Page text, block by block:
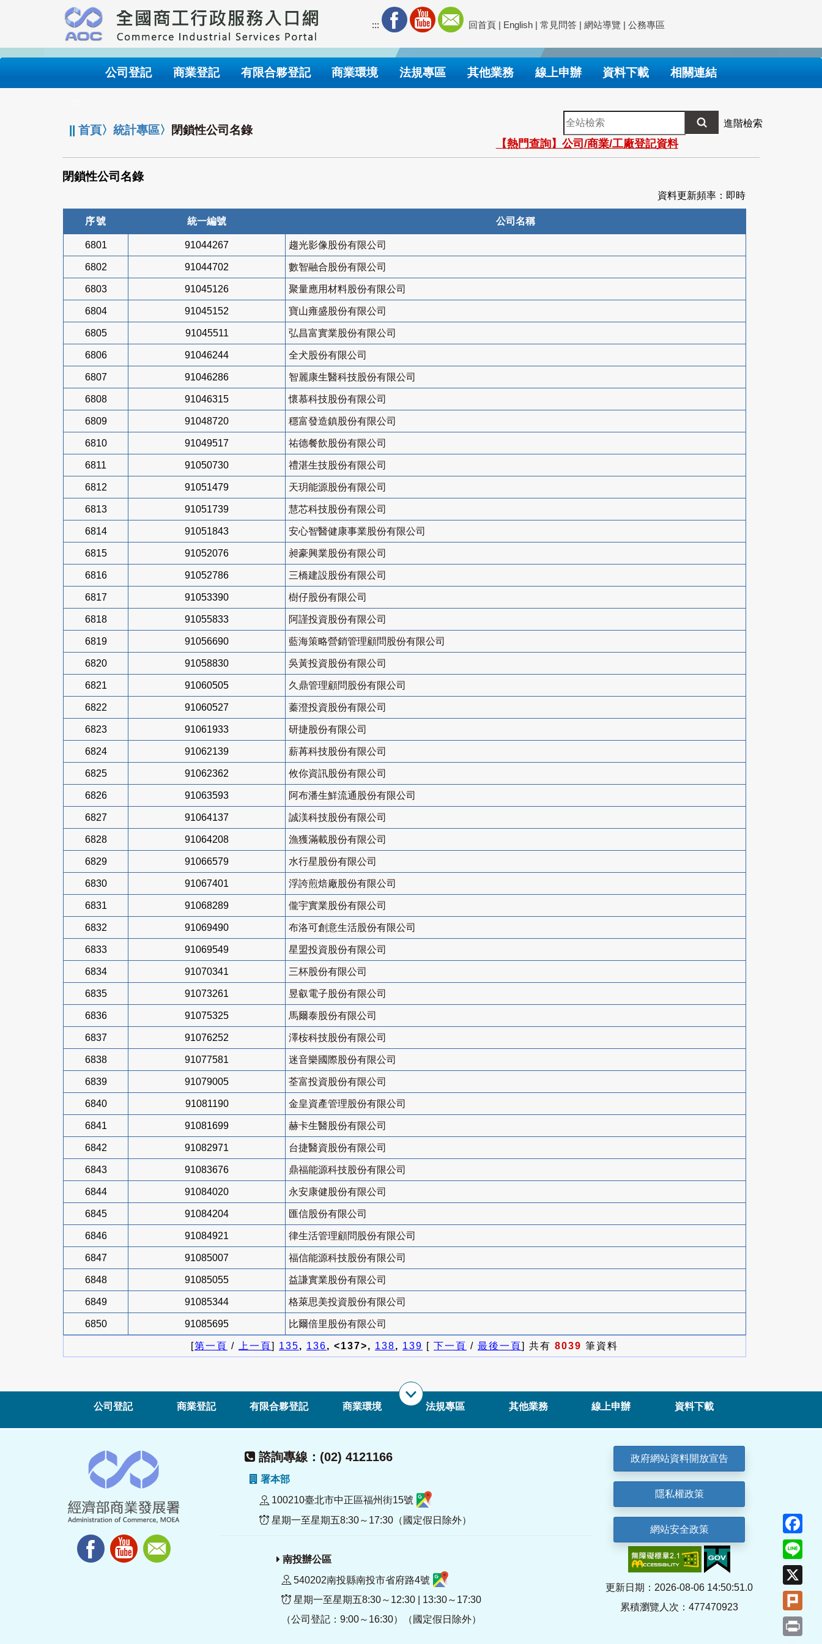
要
內
::: 回首頁 | English | 常見問答 | 網站導覽 | 公務專區
公司登記 商業登記 有限合夥登記 商業環境 法規專區 其他業務 線上申辦 資料下載 相關連結
||首頁〉統計專區〉 閉鎖性公司名錄
全
站
檢
索
進階檢索
【熱門查詢】公司/商業/工廠登記資料
閉鎖性公司名錄
資料更新頻率：即時
序號 統一編號 公司名稱
6801 91044267 趨光影像股份有限公司
6802 91044702 數智融合股份有限公司
6803 91045126 聚量應用材料股份有限公司
6804 91045152 寶山雍盛股份有限公司
6805 91045511 弘昌富實業股份有限公司
6806 91046244 全犬股份有限公司
6807 91046286 智麗康生醫科技股份有限公司
6808 91046315 懷慕科技股份有限公司
6809 91048720 穩富發造鎮股份有限公司
6810 91049517 祐德餐飲股份有限公司
6811 91050730 禮湛生技股份有限公司
6812 91051479 天玥能源股份有限公司
6813 91051739 慧芯科技股份有限公司
6814 91051843 安心智醫健康事業股份有限公司
6815 91052076 昶豪興業股份有限公司
6816 91052786 三橋建設股份有限公司
6817 91053390 樹仔股份有限公司
6818 91055833 阿謹投資股份有限公司
6819 91056690 藍海策略營銷管理顧問股份有限公司
6820 91058830 吳黃投資股份有限公司
6821 91060505 久鼎管理顧問股份有限公司
6822 91060527 蓁澄投資股份有限公司
6823 91061933 研捷股份有限公司
6824 91062139 薪苒科技股份有限公司
6825 91062362 攸你資訊股份有限公司
6826 91063593 阿布潘生鮮流通股份有限公司
6827 91064137 誠渼科技股份有限公司
6828 91064208 漁獲滿載股份有限公司
6829 91066579 水行星股份有限公司
6830 91067401 浮誇煎焙廠股份有限公司
6831 91068289 儱宇實業股份有限公司
6832 91069490 布洛可創意生活股份有限公司
6833 91069549 星盟投資股份有限公司
6834 91070341 三杯股份有限公司
6835 91073261 昱叡電子股份有限公司
6836 91075325 馬爾泰股份有限公司
6837 91076252 澤桉科技股份有限公司
6838 91077581 迷音樂國際股份有限公司
6839 91079005 荃富投資股份有限公司
6840 91081190 金皇資產管理股份有限公司
6841 91081699 赫卡生醫股份有限公司
6842 91082971 台捷醫資股份有限公司
6843 91083676 鼎福能源科技股份有限公司
6844 91084020 永安康健股份有限公司
6845 91084204 匯信股份有限公司
6846 91084921 律生活管理顧問股份有限公司
6847 91085007 福信能源科技股份有限公司
6848 91085055 益謙實業股份有限公司
6849 91085344 格萊思美投資股份有限公司
6850 91085695 比爾倍里股份有限公司
[第一頁 / 上一頁] 135, 136, <137>, 138, 139 [ 下一頁 / 最後一頁] 共有 8039 筆資料
公司登記 商業登記 有限合夥登記 商業環境 法規專區 其他業務 線上申辦 資料下載
諮詢專線：(02) 4121166
署本部
100210臺北市中正區福州街15號
星期一至星期五8:30～17:30（國定假日除外）
南投辦公區
540202南投縣南投市省府路4號
星期一至星期五8:30～12:30 | 13:30～17:30
（公司登記：9:00～16:30）（國定假日除外）
政府網站資料開放宣告
隱私權政策
網站安全政策
更新日期：2026-08-06 14:50:51.0
累積瀏覽人次：477470923